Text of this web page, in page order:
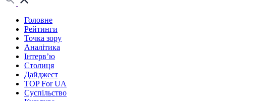
Головне
Рейтинги
Точка зору
Аналітика
Інтерв’ю
Столиця
Дайджест
TOP For UA
Суспiльство